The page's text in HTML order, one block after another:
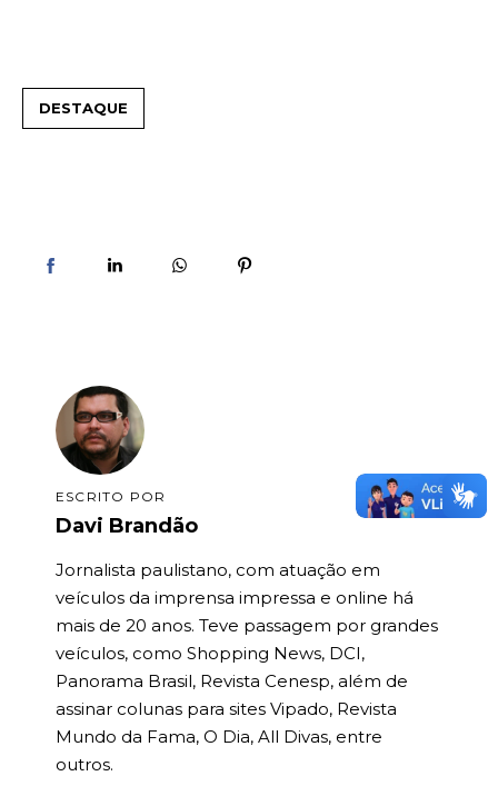
DESTAQUE
ESCRITO POR
Davi Brandão
Jornalista paulistano, com atuação em
veículos da imprensa impressa e online há
mais de 20 anos. Teve passagem por grandes
veículos, como Shopping News, DCI,
Panorama Brasil, Revista Cenesp, além de
assinar colunas para sites Vipado, Revista
Mundo da Fama, O Dia, All Divas, entre
outros.